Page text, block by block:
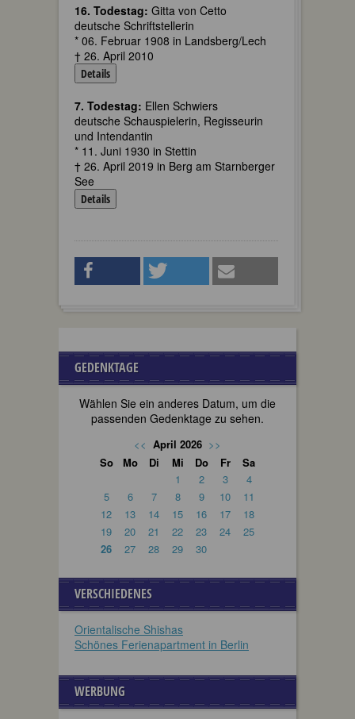
16. Todestag: Gitta von Cetto
deutsche Schriftstellerin
* 06. Februar 1908 in Landsberg/Lech
† 26. April 2010
Details
7. Todestag: Ellen Schwiers
deutsche Schauspielerin, Regisseurin
und Intendantin
* 11. Juni 1930 in Stettin
† 26. April 2019 in Berg am Starnberger
See
Details
GEDENKTAGE
Wählen Sie ein anderes Datum, um die
passenden Gedenktage zu sehen.
<< April 2026 >>
So
Mo Di Mi Do Fr
Sa
1
2 3
4
5
6 7 8 9 10
11
12
13 14 15 16 17
18
19
20 21 22 23 24
25
26
27 28 29 30
VERSCHIEDENES
Orientalische Shishas
Schönes Ferienapartment in Berlin
WERBUNG